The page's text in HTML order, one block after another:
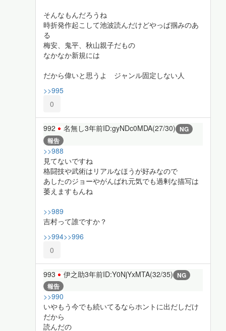
そんなもんだろうね
時折発作起こして池波読んだけどやっぱ掴みのあ
る
梅安、鬼平、秋山親子だもの
なかなか新規には
だから偉いと思うよ ジャンル固定しない人
>>995
0
992 名無し3年前ID:gyNDc0MDA(27/30) NG
報告
>>988
見てないですね
格闘技や武術はリアルなほうが好みなので
あしたのジョーやがんばれ元気でも過剰な描写は
萎えますもんね
>>989
吉村って誰ですか？
>>994>>996
0
993 伊之助3年前ID:Y0NjYxMTA(32/35) NG
報告
>>990
いやもう今でも続いてるならホントに出だしだけ
だから
読んだの